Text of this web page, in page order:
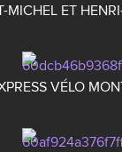
MICHEL ET
VÉLO